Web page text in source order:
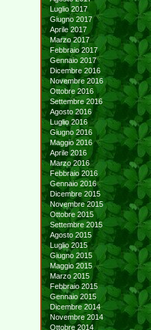
Luglio 2017
Giugno 2017
Aprile 2017
Marzo 2017
Febbraio 2017
Gennaio 2017
Dicembre 2016
Novembre 2016
Ottobre 2016
Settembre 2016
Agosto 2016
Luglio 2016
Giugno 2016
Maggio 2016
Aprile 2016
Marzo 2016
Febbraio 2016
Gennaio 2016
Dicembre 2015
Novembre 2015
Ottobre 2015
Settembre 2015
Agosto 2015
Luglio 2015
Giugno 2015
Maggio 2015
Marzo 2015
Febbraio 2015
Gennaio 2015
Dicembre 2014
Novembre 2014
Ottobre 2014